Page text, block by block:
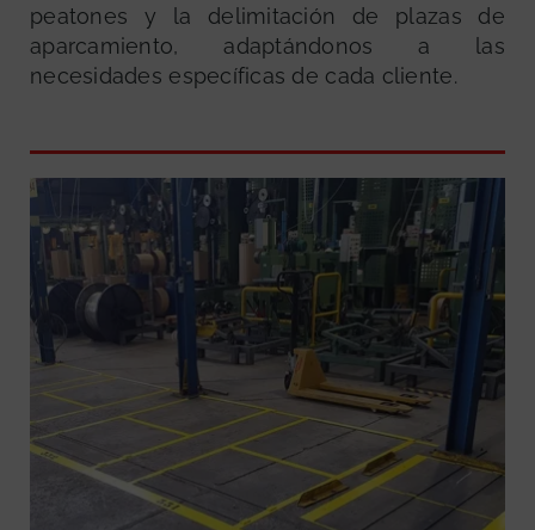
peatones y la delimitación de plazas de
aparcamiento, adaptándonos a las
necesidades específicas de cada cliente.